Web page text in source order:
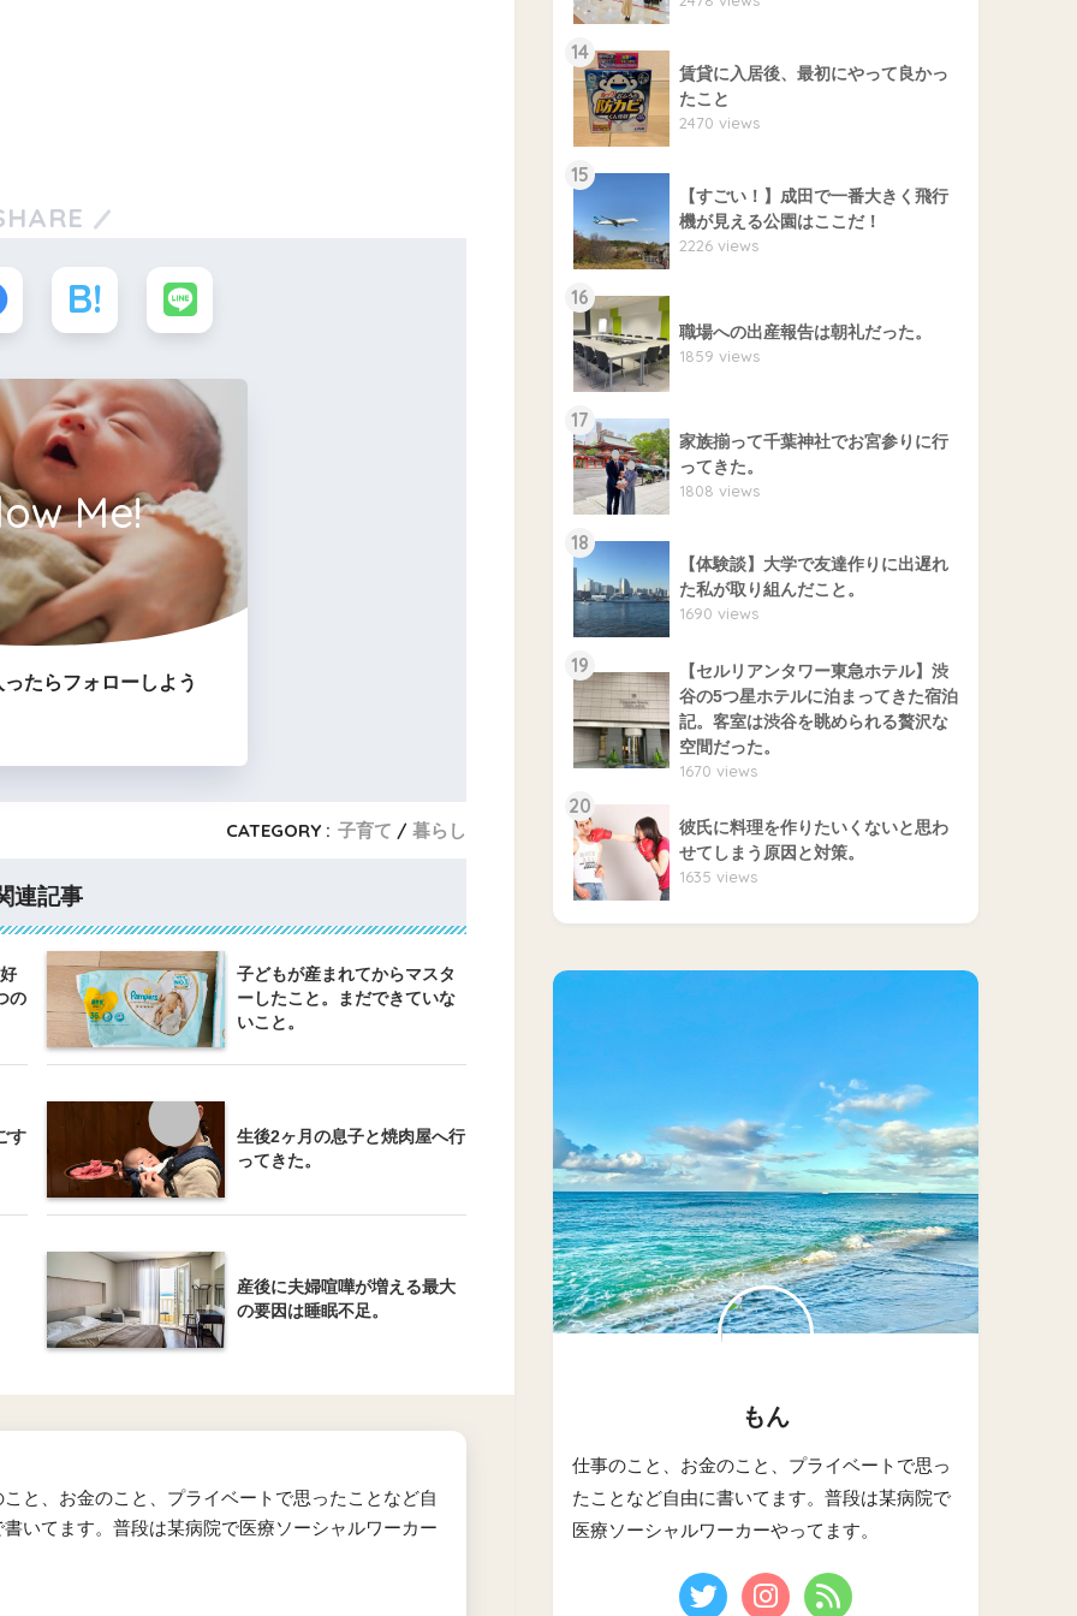
Me!
たらフォローしよう
CATEGORY : 子育て 暮らし
連記事
の
子どもが産まれてからマスタ
ーしたこと。まだできていな
いこと。
す
生後2ヶ月の息子と焼肉屋へ行
ってきた。
産後に夫婦喧嘩が増える最大
の要因は睡眠不足。
と、お金のこと、プライベートで思ったことなど自
いてます。普段は某病院で医療ソーシャルワーカー
14
賃貸に入居後、最初にやって良かっ
たこと
2470 views
15
【すごい！】成田で一番大きく飛行
機が見える公園はここだ！
2226 views
16
職場への出産報告は朝礼だった。
1859 views
17
家族揃って千葉神社でお宮参りに行
ってきた。
1808 views
18
【体験談】大学で友達作りに出遅れ
た私が取り組んだこと。
1690 views
19
【セルリアンタワー東急ホテル】渋
谷の5つ星ホテルに泊まってきた宿泊
記。客室は渋谷を眺められる贅沢な
空間だった。
1670 views
20
彼氏に料理を作りたいくないと思わ
せてしまう原因と対策。
1635 views
もん
仕事のこと、お金のこと、プライベートで思っ
たことなど自由に書いてます。普段は某病院で
医療ソーシャルワーカーやってます。